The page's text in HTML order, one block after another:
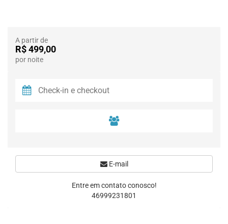
A partir de
R$ 499,00
por noite
E-mail
Entre em contato conosco!
46999231801